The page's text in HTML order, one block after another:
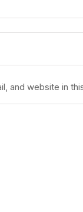
and website in